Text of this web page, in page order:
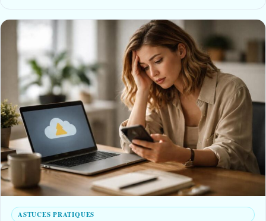
ASTUCES PRATIQUES